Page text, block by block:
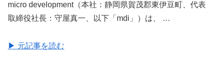
micro development（本社：静岡県賀茂郡東伊豆町、代表
取締役社長：守屋真一、以下「mdi」）は、 …
▶ 元記事を読む